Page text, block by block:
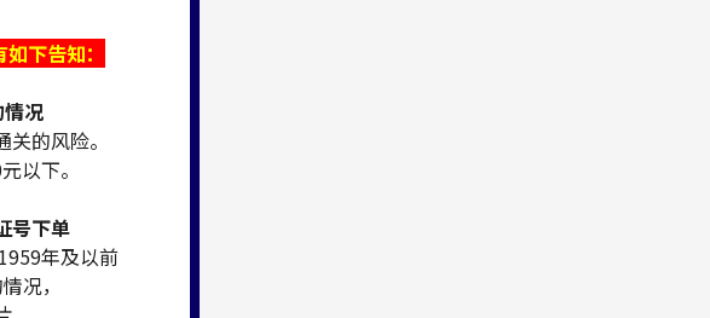
下告知：
况
的风险。
以下。
号下单
年及以前
况，